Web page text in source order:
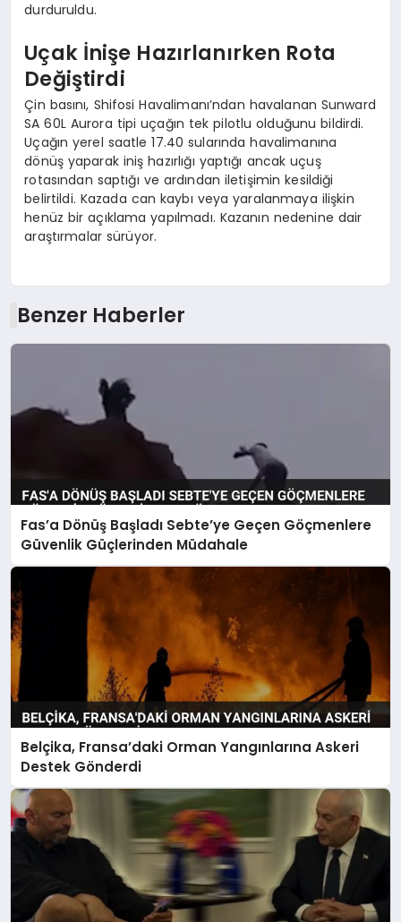
durduruldu.
Uçak İnişe Hazırlanırken Rota
Değiştirdi
Çin basını, Shifosi Havalimanı’ndan havalanan Sunward
SA 60L Aurora tipi uçağın tek pilotlu olduğunu bildirdi.
Uçağın yerel saatle 17.40 sularında havalimanına
dönüş yaparak iniş hazırlığı yaptığı ancak uçuş
rotasından saptığı ve ardından iletişimin kesildiği
belirtildi. Kazada can kaybı veya yaralanmaya ilişkin
henüz bir açıklama yapılmadı. Kazanın nedenine dair
araştırmalar sürüyor.
Benzer Haberler
Fas’a Dönüş Başladı Sebte’ye Geçen Göçmenlere
Güvenlik Güçlerinden Müdahale
Belçika, Fransa’daki Orman Yangınlarına Askeri
Destek Gönderdi